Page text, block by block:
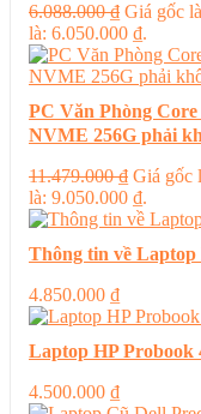
6.088.000₫ Giá gốc
là: 6.050.000 ₫.
PC Văn Phòng Core
NVME 256G phải
11.479.000₫ Giá gốc
là: 9.050.000 ₫.
Thông tin về Laptop
4.850.000 ₫
Laptop HP Probook
4.500.000 ₫